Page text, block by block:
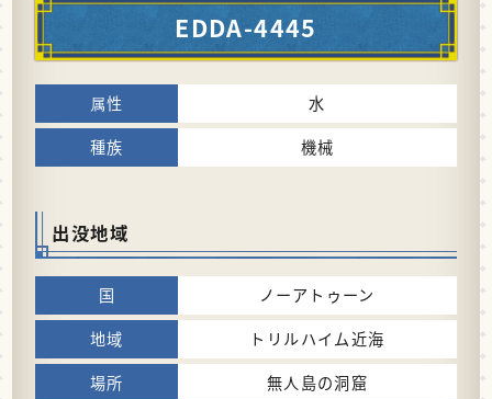
EDDA-4445
水
機械
出没地域
ノーアトゥーン
トリルハイム近海
無人島の洞窟